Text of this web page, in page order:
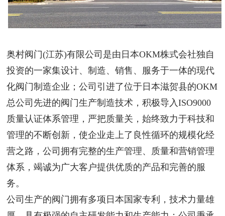
奥村阀门(江苏)有限公司是由日本OKM株式会社独自
投资的一家集设计、制造、销售、服务于一体的现代
化阀门制造企业；公司引进了位于日本滋贺县的OKM
总公司先进的阀门生产制造技术，积极导入ISO9000
质量认证体系管理，严把质量关，始终致力于科技和
管理的不断创新，使企业走上了良性循环的规模化经
营之路，公司拥有完整的生产管理、质量和营销管理
体系，竭诚为广大客户提供优质的产品和完善的服
务。
公司生产的阀门拥有多项日本国家专利，技术力量雄